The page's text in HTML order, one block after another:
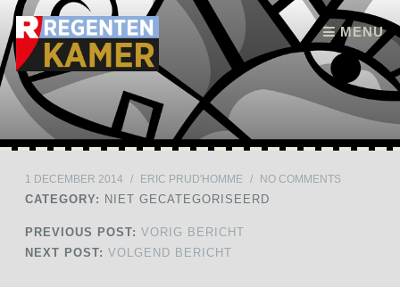
MENU
Skip to content
1 DECEMBER 2014 / ERIC PRUD'HOMME / NO COMMENTS
CATEGORY: NIET GECATEGORISEERD
PREVIOUS POST: VORIG BERICHT
NEXT POST: VOLGEND BERICHT